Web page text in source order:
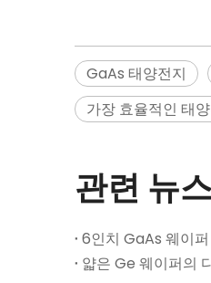
GaAs 태양전지
가장 효율적인 태
관련 뉴
6인치 GaAs 웨이
얇은 Ge 웨이퍼의